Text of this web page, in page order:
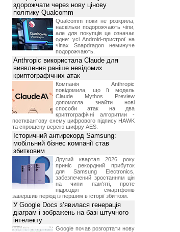
здорожчати через нову цінову
політику Qualcomm
Qualcomm поки не розкрила,
наскільки подорожчають чіпи,
але для покупців це означає
одне: усі Android-пристрої на
чіпах Snapdragon неминуче
подорожчають.
Anthropic використала Claude для
виявлення раніше невідомих
криптографічних атак
Компанія Anthropic
повідомила, що її модель
Claude Mythos Preview
допомогла знайти нові
способи атак на два
криптографічні алгоритми -
постквантову схему цифрового підпису HAWK
та спрощену версію шифру AES.
Історичний антирекорд Samsung:
мобільний бізнес компанії став
збитковим
Другий квартал 2026 року
приніс рекордний прибуток
для Samsung Electronics,
забезпечений зростанням цін
на чипи пам'яті, проте
підрозділ смартфонів
завершив період із першим в історії збитком.
У Google Docs з’явилася генерація
діаграм і зображень на базі штучного
інтелекту
Google почав розгортати нову